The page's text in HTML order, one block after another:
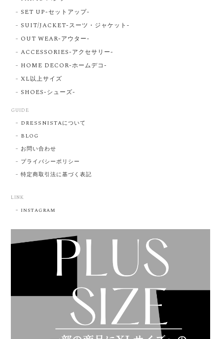
SET UP-セットアップ-
SUIT/JACKET-スーツ・ジャケット-
OUT WEAR-アウター-
ACCESSORIES-アクセサリー-
HOME DECOR-ホームデコ-
XL以上サイズ
SHOES-シューズ-
GUIDE
DRESSNISTAについて
BLOG
お問い合わせ
プライバシーポリシー
特定商取引法に基づく表記
LINK
instagram